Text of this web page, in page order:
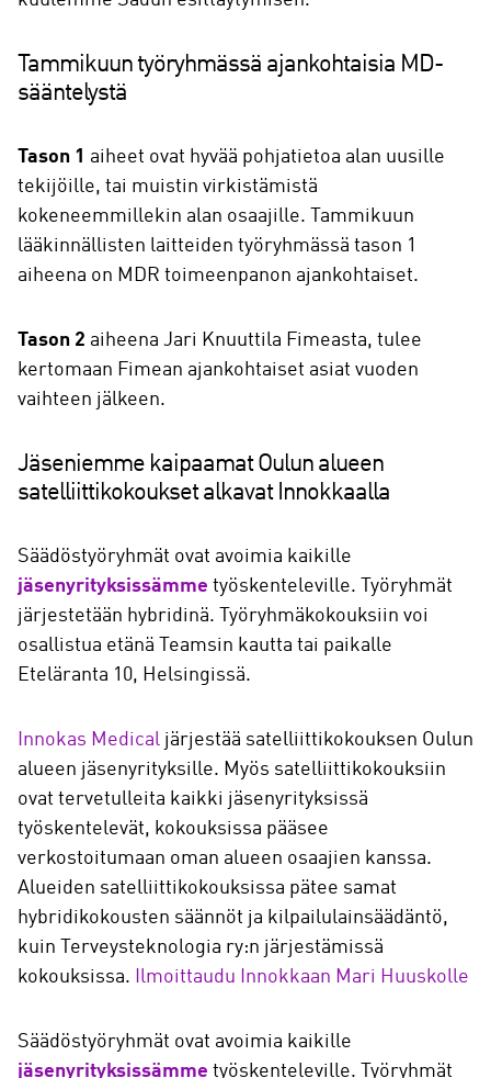
Tammikuun työryhmässä ajankohtaisia MD-
sääntelystä
Tason 1 aiheet ovat hyvää pohjatietoa alan uusille
tekijöille, tai muistin virkistämistä
kokeneemmillekin alan osaajille. Tammikuun
lääkinnällisten laitteiden työryhmässä tason 1
aiheena on MDR toimeenpanon ajankohtaiset.
Tason 2 aiheena Jari Knuuttila Fimeasta, tulee
kertomaan Fimean ajankohtaiset asiat vuoden
vaihteen jälkeen.
Jäseniemme kaipaamat Oulun alueen
satelliittikokoukset alkavat Innokkaalla
Säädöstyöryhmät ovat avoimia kaikille
jäsenyrityksissämme työskenteleville. Työryhmät
järjestetään hybridinä. Työryhmäkokouksiin voi
osallistua etänä Teamsin kautta tai paikalle
Eteläranta 10, Helsingissä.
Innokas Medical järjestää satelliittikokouksen Oulun
alueen jäsenyrityksille. Myös satelliittikokouksiin
ovat tervetulleita kaikki jäsenyrityksissä
työskentelevät, kokouksissa pääsee
verkostoitumaan oman alueen osaajien kanssa.
Alueiden satelliittikokouksissa pätee samat
hybridikokousten säännöt ja kilpailulainsäädäntö,
kuin Terveysteknologia ry:n järjestämissä
kokouksissa.
Ilmoittaudu Innokkaan Mari Huuskolle
Säädöstyöryhmät ovat avoimia kaikille
jäsenyrityksissämme työskenteleville. Työryhmät